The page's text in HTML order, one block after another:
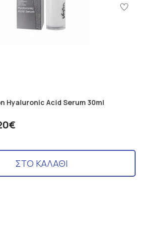
Hyaluronic Acid Serum 30ml
ΣΤΟ ΚΑΛΑΘΙ